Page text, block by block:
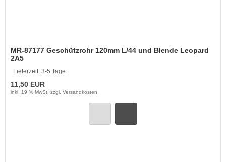
MR-87177 Geschützrohr 120mm L/44 und Blende Leopard
2A5
Lieferzeit: 3-5 Tage
11,50 EUR
inkl. 19 % MwSt. zzgl. Versandkosten